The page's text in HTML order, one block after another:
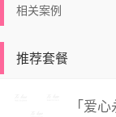
相关案例
推荐套餐
「爱